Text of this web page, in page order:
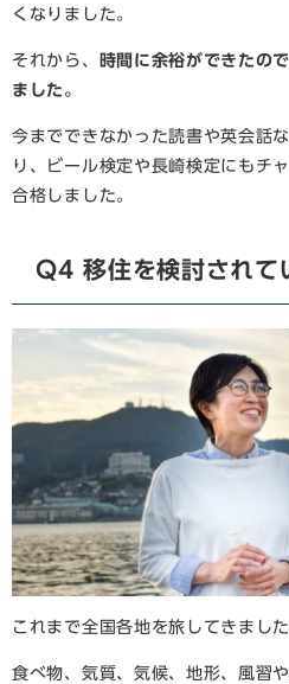
くなりました。
それから、
時間に余裕ができたの
ました。
今までできなかった読書や英会話
り、ビール検定や長崎検定にもチ
合格しました。
Q4 移住を検討されて
これまで全国各地を旅してきました
食べ物、気質、気候、地形、風習